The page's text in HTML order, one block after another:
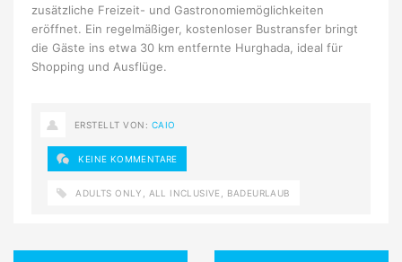
zusätzliche Freizeit- und Gastronomiemöglichkeiten
eröffnet. Ein regelmäßiger, kostenloser Bustransfer bringt
die Gäste ins etwa 30 km entfernte Hurghada, ideal für
Shopping und Ausflüge.
ERSTELLT VON: CAIO
KEINE KOMMENTARE
ADULTS ONLY ALL INCLUSIVE BADEURLAUB